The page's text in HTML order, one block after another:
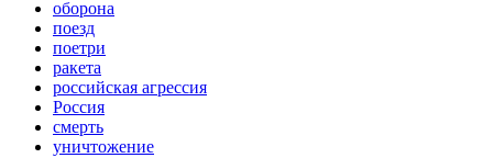
оборона
поезд
поетри
ракета
российская агрессия
Россия
смерть
уничтожение